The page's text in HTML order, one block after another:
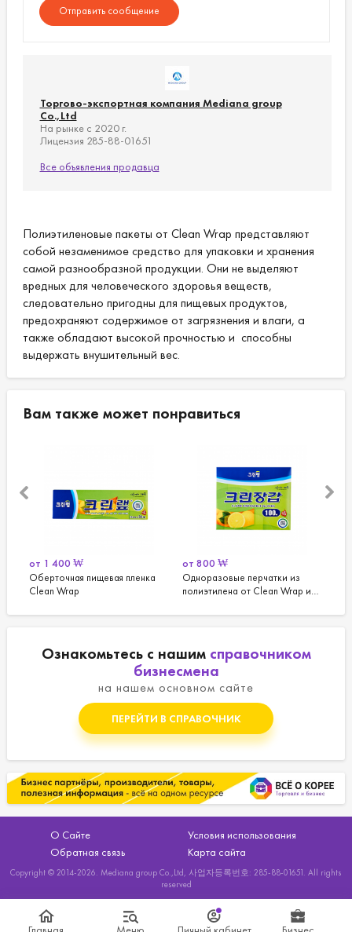
Отправить сообщение
Торгово-экспортная компания Mediana group
Co.,Ltd
На рынке с 2020 г.
Лицензия 285-88-01651
Все объявления продавца
Полиэтиленовые пакеты от Clean Wrap представляют
собой незаменимое средство для упаковки и хранения
самой разнообразной продукции. Они не выделяют
вредных для человеческого здоровья веществ,
следовательно пригодны для пищевых продуктов,
предохраняют содержимое от загрязнения и влаги, а
также обладают высокой прочностью и способны
выдержать внушительный вес.
Вам также может понравиться
пленка
от800
Одноразовые перчатки из
полиэтилена от Clean Wrap и
от
Пакеты с зиплоком от Clean
Wrap
Ознакомьтесь с нашим справочником
бизнесмена
на нашем основном сайте
ПЕРЕЙТИ В СПРАВОЧНИК
О Сайте
Условия использования
Обратная связь
Карта сайта
Copyright © 2014-2026. Mediana group Co.,Ltd, 사업자등록번호: 285-88-01651. All rights
reserved